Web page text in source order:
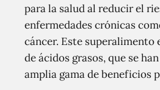
para la salud al reducir el
enfermedades crónicas
cáncer. Este superalimento
de ácidos grasos, que se
amplia gama de beneficios